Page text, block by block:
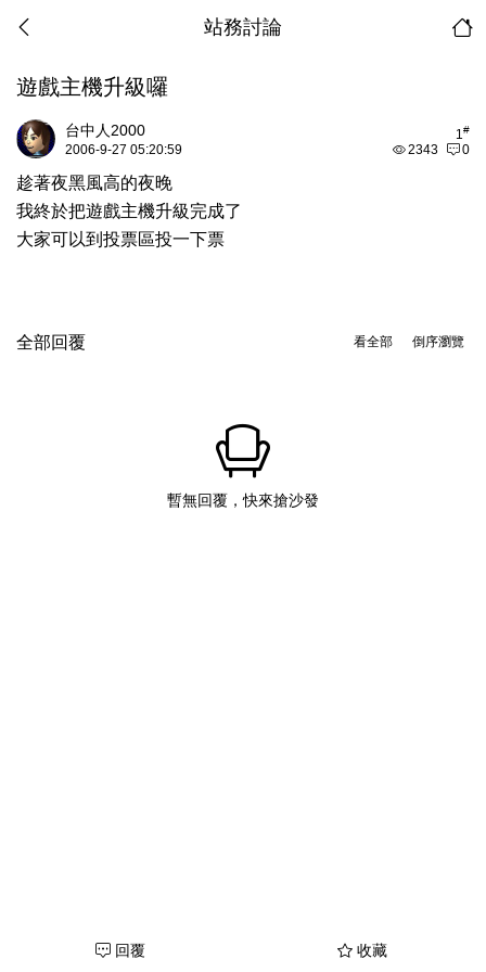
站務討論
遊戲主機升級囉
1#
台中人2000
2343 0
2006-9-27 05:20:59
趁著夜黑風高的夜晚
我終於把遊戲主機升級完成了
大家可以到投票區投一下票
倒序瀏覽
看全部
全部回覆
暫無回覆，快來搶沙發
回覆 收藏